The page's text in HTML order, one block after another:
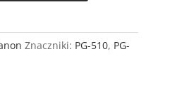
Znaczniki: PG-510, PG-